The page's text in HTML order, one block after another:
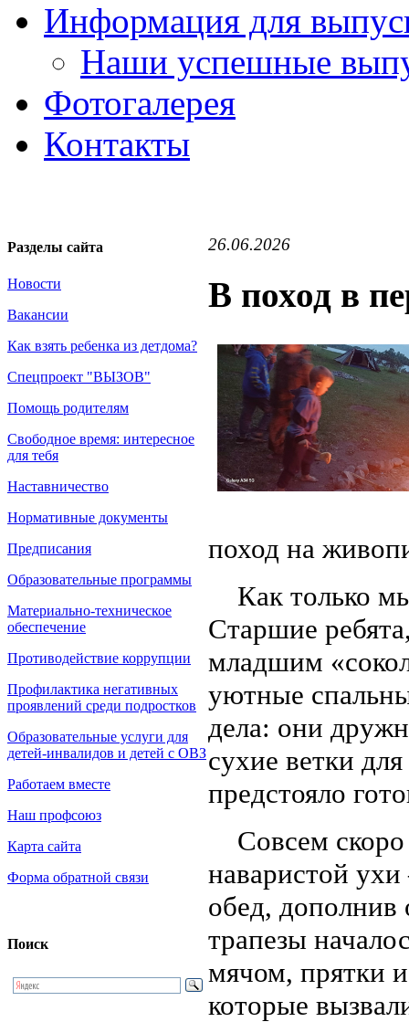
Информация для
Наши успешные
Фотогалерея
Контакты
Разделы сайта
Новости
Вакансии
Как взять ребенка из детдома?
Спецпроект "ВЫЗОВ"
Помощь родителям
Свободное время: интересное
для тебя
Наставничество
Нормативные документы
Предписания
Образовательные программы
Материально-техническое
обеспечение
Противодействие коррупции
Профилактика негативных
проявлений среди подростков
Образовательные услуги для
детей-инвалидов и детей с ОВЗ
Работаем вместе
Наш профсоюз
Карта сайта
Форма обратной связи
Поиск
26.06.2026
В поход в
поход на
Как только
Старшие
младшим
уютные
дела: они
сухие ветки
предстояло
Совсем скоро
наваристой
обед,
трапезы
мячом, прятки
которые